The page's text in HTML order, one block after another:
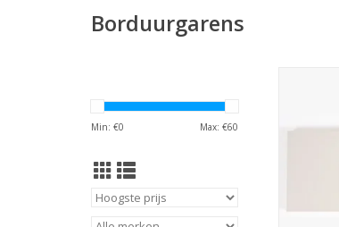
Borduurgarens
Min: €0 Max: €60